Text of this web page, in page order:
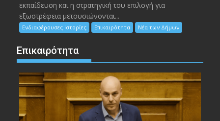
εκπαίδευση και η στρατηγική του επιλογή για
εξωστρέφεια μετουσιώνονται...
Ενδιαφέρουσες Ιστορίες Επικαιρότητα Νέα των Δήμων
Επικαιρότητα